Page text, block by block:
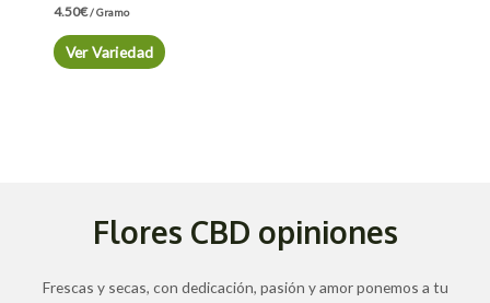
4.50€/ Gramo
Ver Variedad
Flores CBD opiniones
Frescas y secas, con dedicación, pasión y amor ponemos a tu